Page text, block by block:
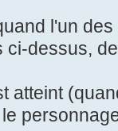
l'un
dessus,
atteint